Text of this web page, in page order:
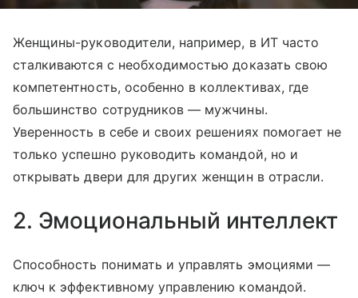
Женщины-руководители, например, в ИТ часто
сталкиваются с необходимостью доказать свою
компетентность, особенно в коллективах, где
большинство сотрудников — мужчины.
Уверенность в себе и своих решениях помогает не
только успешно руководить командой, но и
открывать двери для других женщин в отрасли.
2. Эмоциональный интеллект
Способность понимать и управлять эмоциями —
ключ к эффективному управлению командой.